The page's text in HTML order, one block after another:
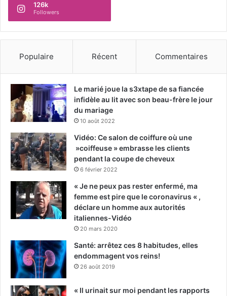
126k
Followers
Populaire Récent Commentaires
Le marié joue la s3xtape de sa fiancée
infidèle au lit avec son beau-frère le jour
du mariage
10 août 2022
Vidéo: Ce salon de coiffure où une
»coiffeuse » embrasse les clients
pendant la coupe de cheveux
6 février 2022
« Je ne peux pas rester enfermé, ma
femme est pire que le coronavirus « ,
déclare un homme aux autorités
italiennes-Vidéo
20 mars 2020
Santé: arrêtez ces 8 habitudes, elles
endommagent vos reins!
26 août 2019
« Il urinait sur moi pendant les rapports